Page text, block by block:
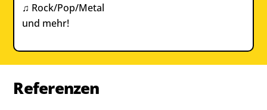
♫ Rock/Pop/Metal
und mehr!
Referenzen